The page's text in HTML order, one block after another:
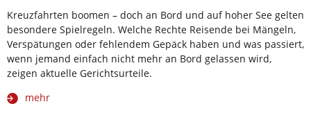
Kreuzfahrten boomen – doch an Bord und auf hoher See gelten
besondere Spielregeln. Welche Rechte Reisende bei Mängeln,
Verspätungen oder fehlendem Gepäck haben und was passiert,
wenn jemand einfach nicht mehr an Bord gelassen wird,
zeigen aktuelle Gerichtsurteile.
mehr